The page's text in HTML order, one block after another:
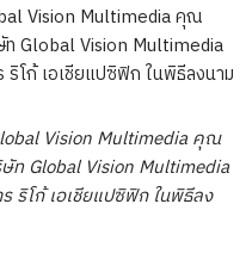
Vision Multimedia คุณ
Global Vision Multimedia
โก้ เอเชียแปซิฟิก ในพิธีลงนาม
Vision Multimedia คุณ
ท Global Vision Multimedia
ริโก้ เอเชียแปซิฟิก ในพิธีลง